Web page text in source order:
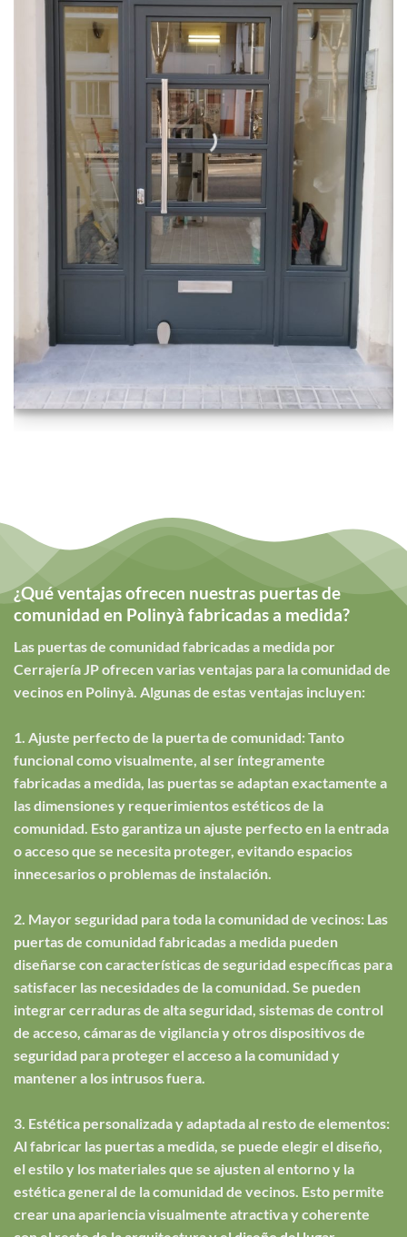
¿Qué ventajas ofrecen nuestras puertas de
comunidad en Polinyà fabricadas a medida?
Las puertas de comunidad fabricadas a medida por
Cerrajería JP ofrecen varias ventajas para la comunidad de
vecinos en Polinyà. Algunas de estas ventajas incluyen:
1. Ajuste perfecto de la puerta de comunidad: Tanto
funcional como visualmente, al ser íntegramente
fabricadas a medida, las puertas se adaptan exactamente a
las dimensiones y requerimientos estéticos de la
comunidad. Esto garantiza un ajuste perfecto en la entrada
o acceso que se necesita proteger, evitando espacios
innecesarios o problemas de instalación.
2. Mayor seguridad para toda la comunidad de vecinos: Las
puertas de comunidad fabricadas a medida pueden
diseñarse con características de seguridad específicas para
satisfacer las necesidades de la comunidad. Se pueden
integrar cerraduras de alta seguridad, sistemas de control
de acceso, cámaras de vigilancia y otros dispositivos de
seguridad para proteger el acceso a la comunidad y
mantener a los intrusos fuera.
3. Estética personalizada y adaptada al resto de elementos:
Al fabricar las puertas a medida, se puede elegir el diseño,
el estilo y los materiales que se ajusten al entorno y la
estética general de la comunidad de vecinos. Esto permite
crear una apariencia visualmente atractiva y coherente